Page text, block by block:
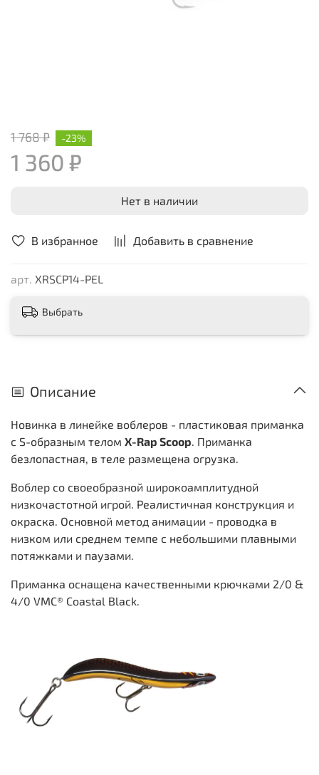
В избранное Добавить в сравнение
арт. XRSCP14-PEL
1 768 ₽
1 360 ₽
-23%
Нет в наличии
Выбрать
Описание
Новинка в линейке воблеров - пластиковая приманка
с S-образным телом X-Rap Scoop . Приманка
безлопастная, в теле размещена огрузка.
Воблер со своеобразной широкоамплитудной
низкочастотной игрой. Реалистичная конструкция и
окраска. Основной метод анимации - проводка в
низком или среднем темпе с небольшими плавными
потяжками и паузами.
Приманка оснащена качественными крючками 2/0 &
4/0 VMC® Coastal Black.